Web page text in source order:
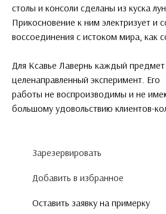
столы и консоли сделаны из куска
Прикосновение к ним электризует и
воссоединения с истоком мира, как
Для Ксавье Лавернь каждый предмет
целенаправленный эксперимент. Его
работы не воспроизводимы и не
большому удовольствию клиентов-
Зарезервировать
Добавить в избранное
Оставить заявку на примерку